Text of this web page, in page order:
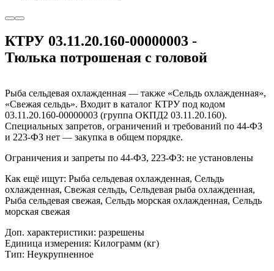
КТРУ 03.11.20.160-00000003 -
Тюлька потрошеная с головой
Рыба сельдевая охлажденная — также «Сельдь охлажденная»,
«Свежая сельдь». Входит в каталог КТРУ под кодом
03.11.20.160-00000003 (группа ОКПД2 03.11.20.160).
Специальных запретов, ограничений и требований по 44-ФЗ
и 223-ФЗ нет — закупка в общем порядке.
Ограничения и запреты по 44-ФЗ, 223-ФЗ: не установлены
Как ещё ищут: Рыба сельдевая охлажденная, Сельдь
охлажденная, Свежая сельдь, Сельдевая рыба охлажденная,
Рыба сельдевая свежая, Сельдь морская охлажденная, Сельдь
морская свежая
Доп. характеристики: разрешены
Единица измерения: Килограмм (кг)
Тип: Неукрупненное